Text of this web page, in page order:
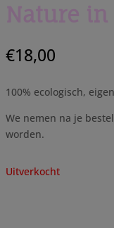
Nature in
€18,00
100% ecologisch,
We nemen na je
worden.
Uitverkocht